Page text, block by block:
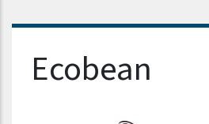
Nazwa firmy
Ecobean